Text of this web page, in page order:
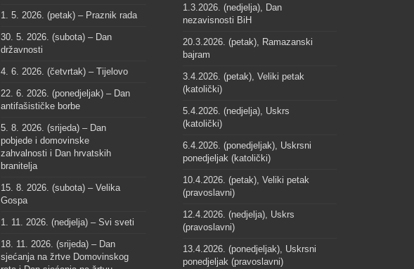
1. 5. 2026. (petak) – Praznik rada
30. 5. 2026. (subota) – Dan
državnosti
4. 6. 2026. (četvrtak) – Tijelovo
22. 6. 2026. (ponedjeljak) – Dan
antifašističke borbe
5. 8. 2026. (srijeda) – Dan
pobjede i domovinske
zahvalnosti i Dan hrvatskih
branitelja
15. 8. 2026. (subota) – Velika
Gospa
1. 11. 2026. (nedjelja) – Svi sveti
18. 11. 2026. (srijeda) – Dan
sjećanja na žrtve Domovinskog
1.3.2026. (nedjelja), Dan
nezavisnosti BiH
20.3.2026. (petak), Ramazanski
bajram
3.4.2026. (petak), Veliki petak
(katolički)
5.4.2026. (nedjelja), Uskrs
(katolički)
6.4.2026. (ponedjeljak), Uskrsni
ponedjeljak (katolički)
10.4.2026. (petak), Veliki petak
(pravoslavni)
12.4.2026. (nedjelja), Uskrs
(pravoslavni)
13.4.2026. (ponedjeljak), Uskrsni
ponedjeljak (pravoslavni)